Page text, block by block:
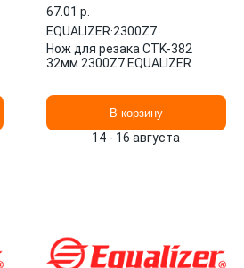
67.01 p.
EQUALIZER·2300Z7
Нож для резака CTK-382
32мм 2300Z7 EQUALIZER
В корзину
14 - 16 августа